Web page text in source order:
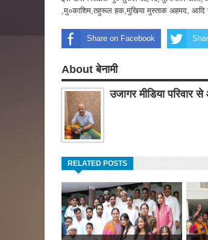
,मु०काशिम,तहुरूल हक,मुखिया मुस्ताक अहमद, आदि
Share on Facebook
About बेनामी
उजागर मीडिया
RELATED POSTS